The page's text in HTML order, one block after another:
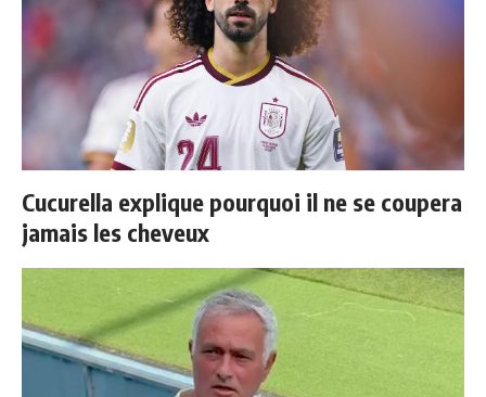
Cucurella explique pourquoi il ne se coupera
jamais les cheveux